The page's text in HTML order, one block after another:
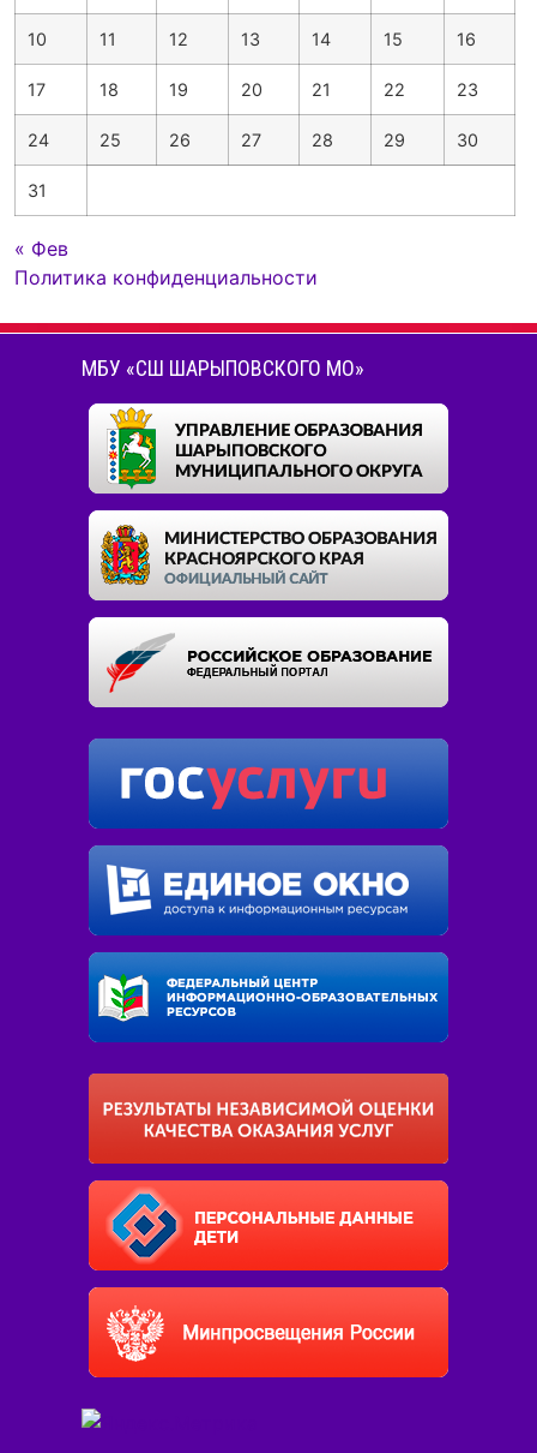
10 11 12 13 14 15 16
17 18 19 20 21 22 23
24 25 26 27 28 29 30
31
« Фев
Политика конфиденциальности
МБУ «СШ ШАРЫПОВСКОГО МО»